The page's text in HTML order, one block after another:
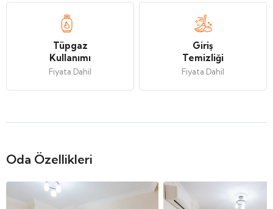
Tüpgaz
Kullanımı
Fiyata Dahil
Giriş
Temizliği
Fiyata Dahil
Oda Özellikleri